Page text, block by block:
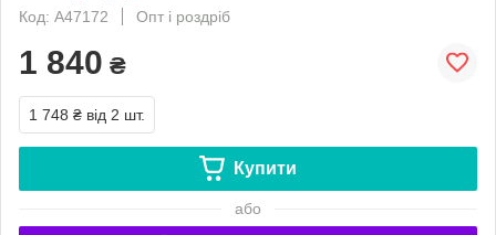
Код: A47172
Опт і роздріб
1 840 ₴
1 748 ₴ від 2 шт.
Купити
або